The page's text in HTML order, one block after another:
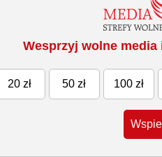
Wesprzyj wolne media
20 zł 50 zł 100 zł